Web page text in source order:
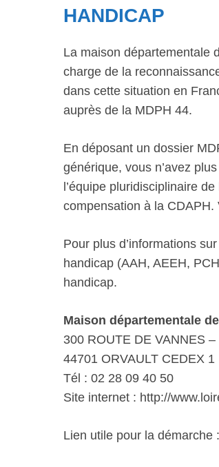
HANDICAP
La maison départementale
charge de la
dans cette situation en
auprès de la MDPH 44.
En déposant un dossier
générique, vous n’avez
l’équipe pluridisciplinaire
compensation à la
Pour plus d’informations
handicap (AAH, AEEH,
handicap.
Maison départementale
300 ROUTE DE VANNES –
44701 ORVAULT CEDEX 1
Tél : 02 28 09 40 50
Site internet : http://
Lien utile pour la démarche :